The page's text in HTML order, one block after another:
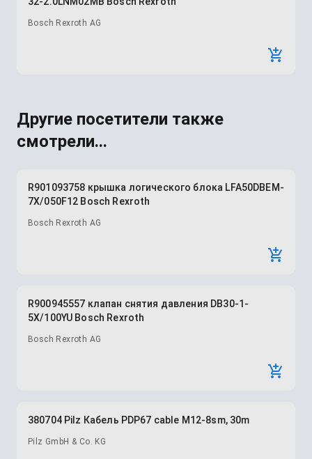
Bosch Rexroth AG
Другие посетители также
смотрели...
R901093758 крышка логического блока LFA50DBEM-
7X/050F12 Bosch Rexroth
Bosch Rexroth AG
R900945557 клапан снятия давления DB30-1-
5X/100YU Bosch Rexroth
Bosch Rexroth AG
380704 Pilz Кабель PDP67 cable M12-8sm, 30m
Pilz GmbH & Co. KG